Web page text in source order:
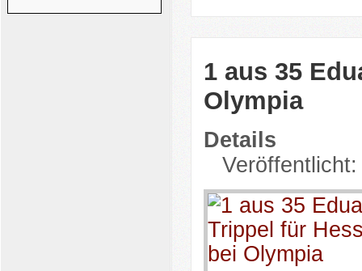
1 aus 35
Olympia
Details